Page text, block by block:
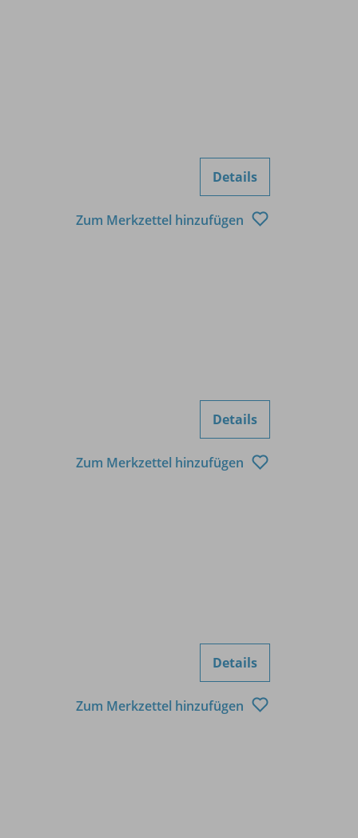
Details
Zum Merkzettel hinzufügen
Details
Zum Merkzettel hinzufügen
Details
Zum Merkzettel hinzufügen